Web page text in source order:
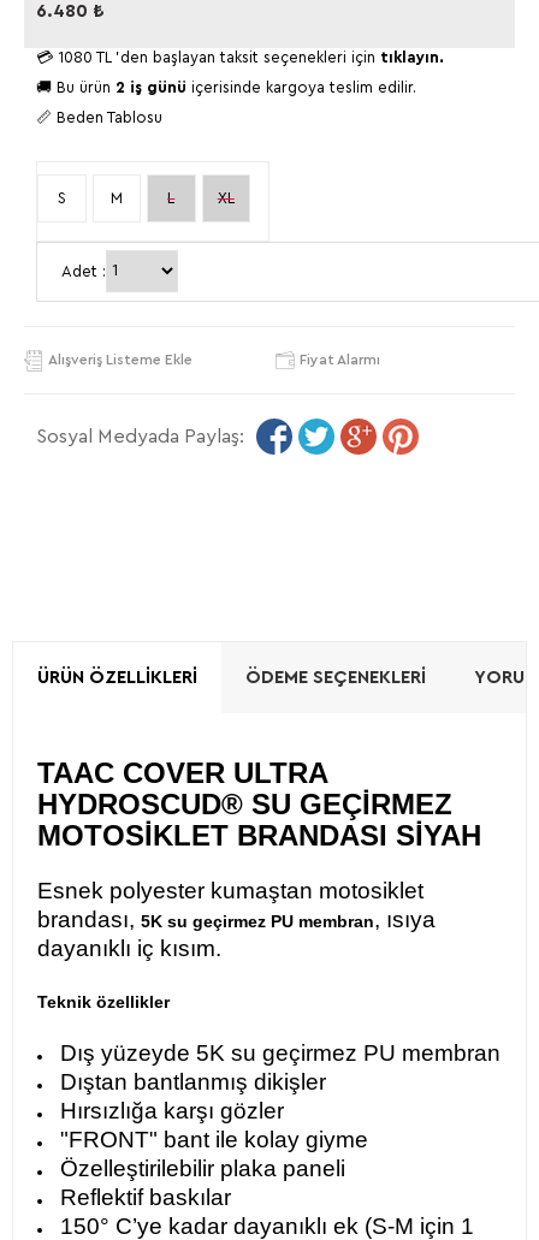
6.480 ₺
💳 1080 TL 'den başlayan taksit seçenekleri için tıklayın.
🚚 Bu ürün 2 iş günü içerisinde kargoya teslim edilir.
📏 Beden Tablosu
S M L XL
Adet :
Alışveriş Listeme Ekle Fiyat Alarmı
Sosyal Medyada Paylaş:
ÜRÜN ÖZELLIKLERI ÖDEME SEÇENEKLERI
TAAC COVER ULTRA
HYDROSCUD® SU GEÇİRMEZ
MOTOSİKLET BRANDASI SİYAH
Esnek polyester kumaştan motosiklet
brandası, 5K su geçirmez PU membran, ısıya
dayanıklı iç kısım.
Teknik özellikler
Dış yüzeyde 5K su geçirmez PU membran
Dıştan bantlanmış dikişler
Hırsızlığa karşı gözler
"FRONT" bant ile kolay giyme
Özelleştirilebilir plaka paneli
Reflektif baskılar
150° C’ye kadar dayanıklı ek (S-M için 1